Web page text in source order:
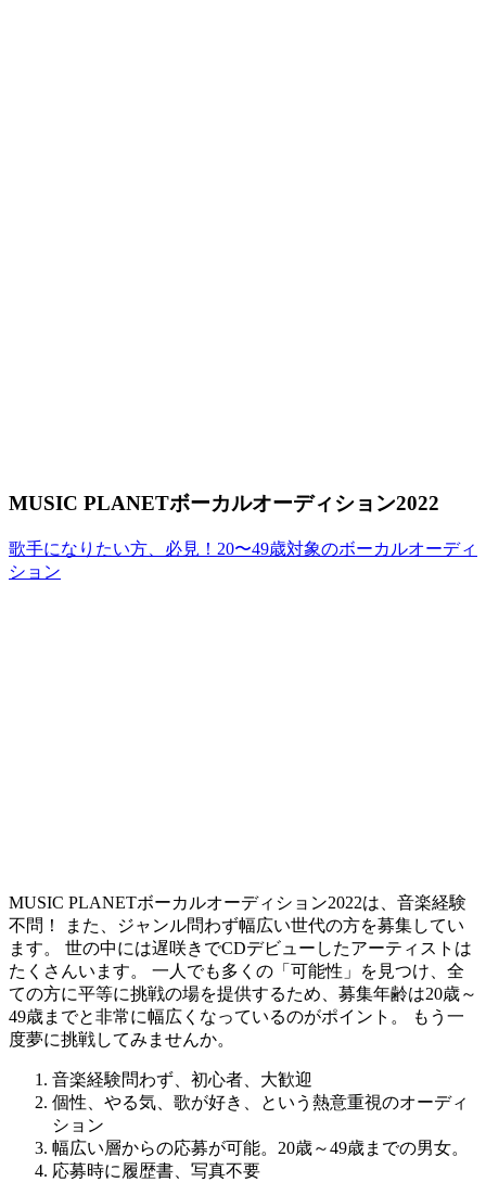
MUSIC PLANETボーカルオーディション2022
歌手になりたい方、必見！20〜49歳対象のボーカルオーディ
ション
MUSIC PLANETボーカルオーディション2022は、音楽経験
不問！ また、ジャンル問わず幅広い世代の方を募集してい
ます。 世の中には遅咲きでCDデビューしたアーティストは
たくさんいます。 一人でも多くの「可能性」を見つけ、全
ての方に平等に挑戦の場を提供するため、募集年齢は20歳～
49歳までと非常に幅広くなっているのがポイント。
もう一
度夢に挑戦してみませんか。
音楽経験問わず、初心者、大歓迎
個性、やる気、歌が好き、という熱意重視のオーディ
ション
幅広い層からの応募が可能。20歳～49歳までの男女。
応募時に履歴書、写真不要